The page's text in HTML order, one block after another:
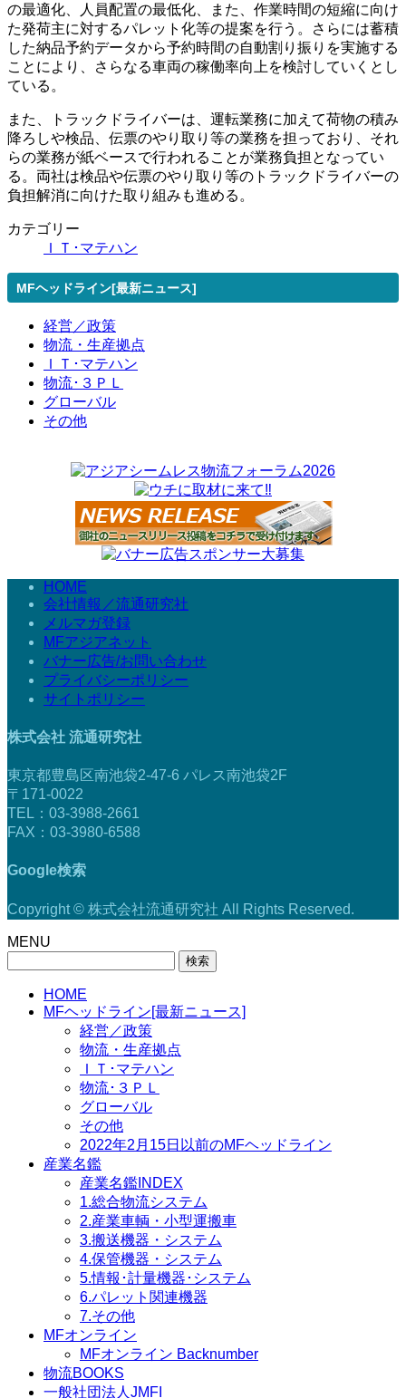
の最適化、人員配置の最低化、また、作業時間の短縮に向け
た発荷主に対するパレット化等の提案を行う。さらには蓄積
した納品予約データから予約時間の自動割り振りを実施する
ことにより、さらなる車両の稼働率向上を検討していくとし
ている。
また、トラックドライバーは、運転業務に加えて荷物の積み
降ろしや検品、伝票のやり取り等の業務を担っており、それ
らの業務が紙ベースで行われることが業務負担となってい
る。両社は検品や伝票のやり取り等のトラックドライバーの
負担解消に向けた取り組みも進める。
カテゴリー
ＩＴ･マテハン
MFヘッドライン[最新ニュース]
経営／政策
物流・生産拠点
ＩＴ･マテハン
物流･３ＰＬ
グローバル
その他
HOME
会社情報／流通研究社
メルマガ登録
MFアジアネット
バナー広告/お問い合わせ
プライバシーポリシー
サイトポリシー
株式会社 流通研究社
東京都豊島区南池袋2-47-6 パレス南池袋2F
〒171-0022
TEL：03-3988-2661
FAX：03-3980-6588
Google検索
Copyright © 株式会社流通研究社 All Rights Reserved.
MENU
HOME
MFヘッドライン[最新ニュース]
経営／政策
物流・生産拠点
ＩＴ･マテハン
物流･３ＰＬ
グローバル
その他
2022年2月15日以前のMFヘッドライン
産業名鑑
産業名鑑INDEX
1.総合物流システム
2.産業車輌・小型運搬車
3.搬送機器・システム
4.保管機器・システム
5.情報･計量機器･システム
6.パレット関連機器
7.その他
MFオンライン
MFオンライン Backnumber
物流BOOKS
一般社団法人JMFI